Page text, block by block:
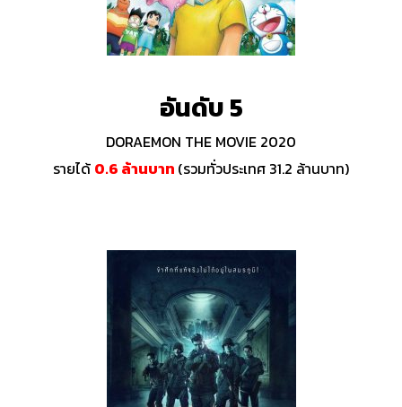
อันดับ 5
DORAEMON THE MOVIE 2020
รายได้ 0.6 ล้านบาท (รวมทั่วประเทศ 31.2 ล้านบาท)